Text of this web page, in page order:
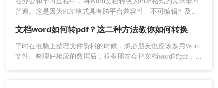
普遍。这是因为PDF格式具有跨平台兼容性、不可编辑性及高
更好地保护文档内容不被随意修改。本文将详细介绍word如何
转换为pdf格式，帮助大家更好地应对工作需求。
文档word如何转pdf？这二种方法教你如何转换
平时在电脑上整理文件资料的时候，想必朋友也应该多用Word
文件。整理好相应的数据后，很多朋友会把文档word转pdf，以